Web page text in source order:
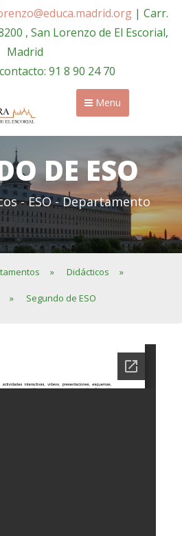
| Carr.
, San Lorenzo de El Escorial,
Madrid
91 8 90 24 70
Menu
DE ESO
- ESO - Departamento
» Didácticos »
» Segundo de ESO